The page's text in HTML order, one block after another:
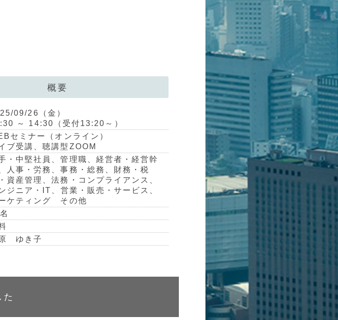
概要
09/26（金）
～ 14:30（受付13:20～）
セミナー（オンライン）
ブ受講、聴講型ZOOM
・中堅社員、管理職、経営者・経営幹
人事・労務、事務・総務、財務・税
資産管理、法務・コンプライアンス、
ジニア・IT、営業・販売・サービス、
ケティング その他
ゆき子
た